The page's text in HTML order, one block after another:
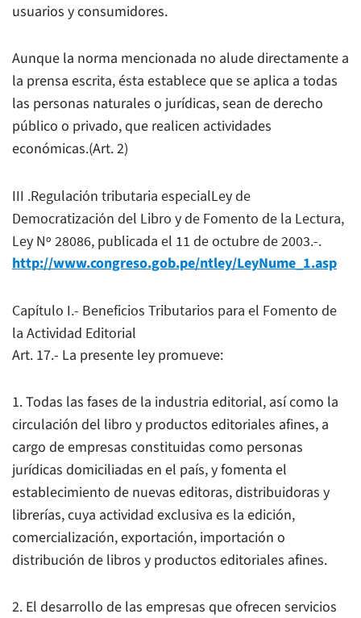
usuarios y consumidores.
Aunque la norma mencionada no alude directamente a
la prensa escrita, ésta establece que se aplica a todas
las personas naturales o jurídicas, sean de derecho
público o privado, que realicen actividades
económicas.(Art. 2)
III .Regulación tributaria especialLey de
Democratización del Libro y de Fomento de la Lectura,
Ley Nº 28086, publicada el 11 de octubre de 2003.-.
http://www.congreso.gob.pe/ntley/LeyNume_1.asp
Capítulo I.- Beneficios Tributarios para el Fomento de
la Actividad Editorial
Art. 17.- La presente ley promueve:
1. Todas las fases de la industria editorial, así como la
circulación del libro y productos editoriales afines, a
cargo de empresas constituidas como personas
jurídicas domiciliadas en el país, y fomenta el
establecimiento de nuevas editoras, distribuidoras y
librerías, cuya actividad exclusiva es la edición,
comercialización, exportación, importación o
distribución de libros y productos editoriales afines.
2. El desarrollo de las empresas que ofrecen servicios